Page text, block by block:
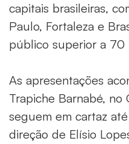
capitais brasileiras,
Paulo, Fortaleza e
público superior a 70
As apresentações
Trapiche Barnabé, no
seguem em cartaz
direção de Elísio